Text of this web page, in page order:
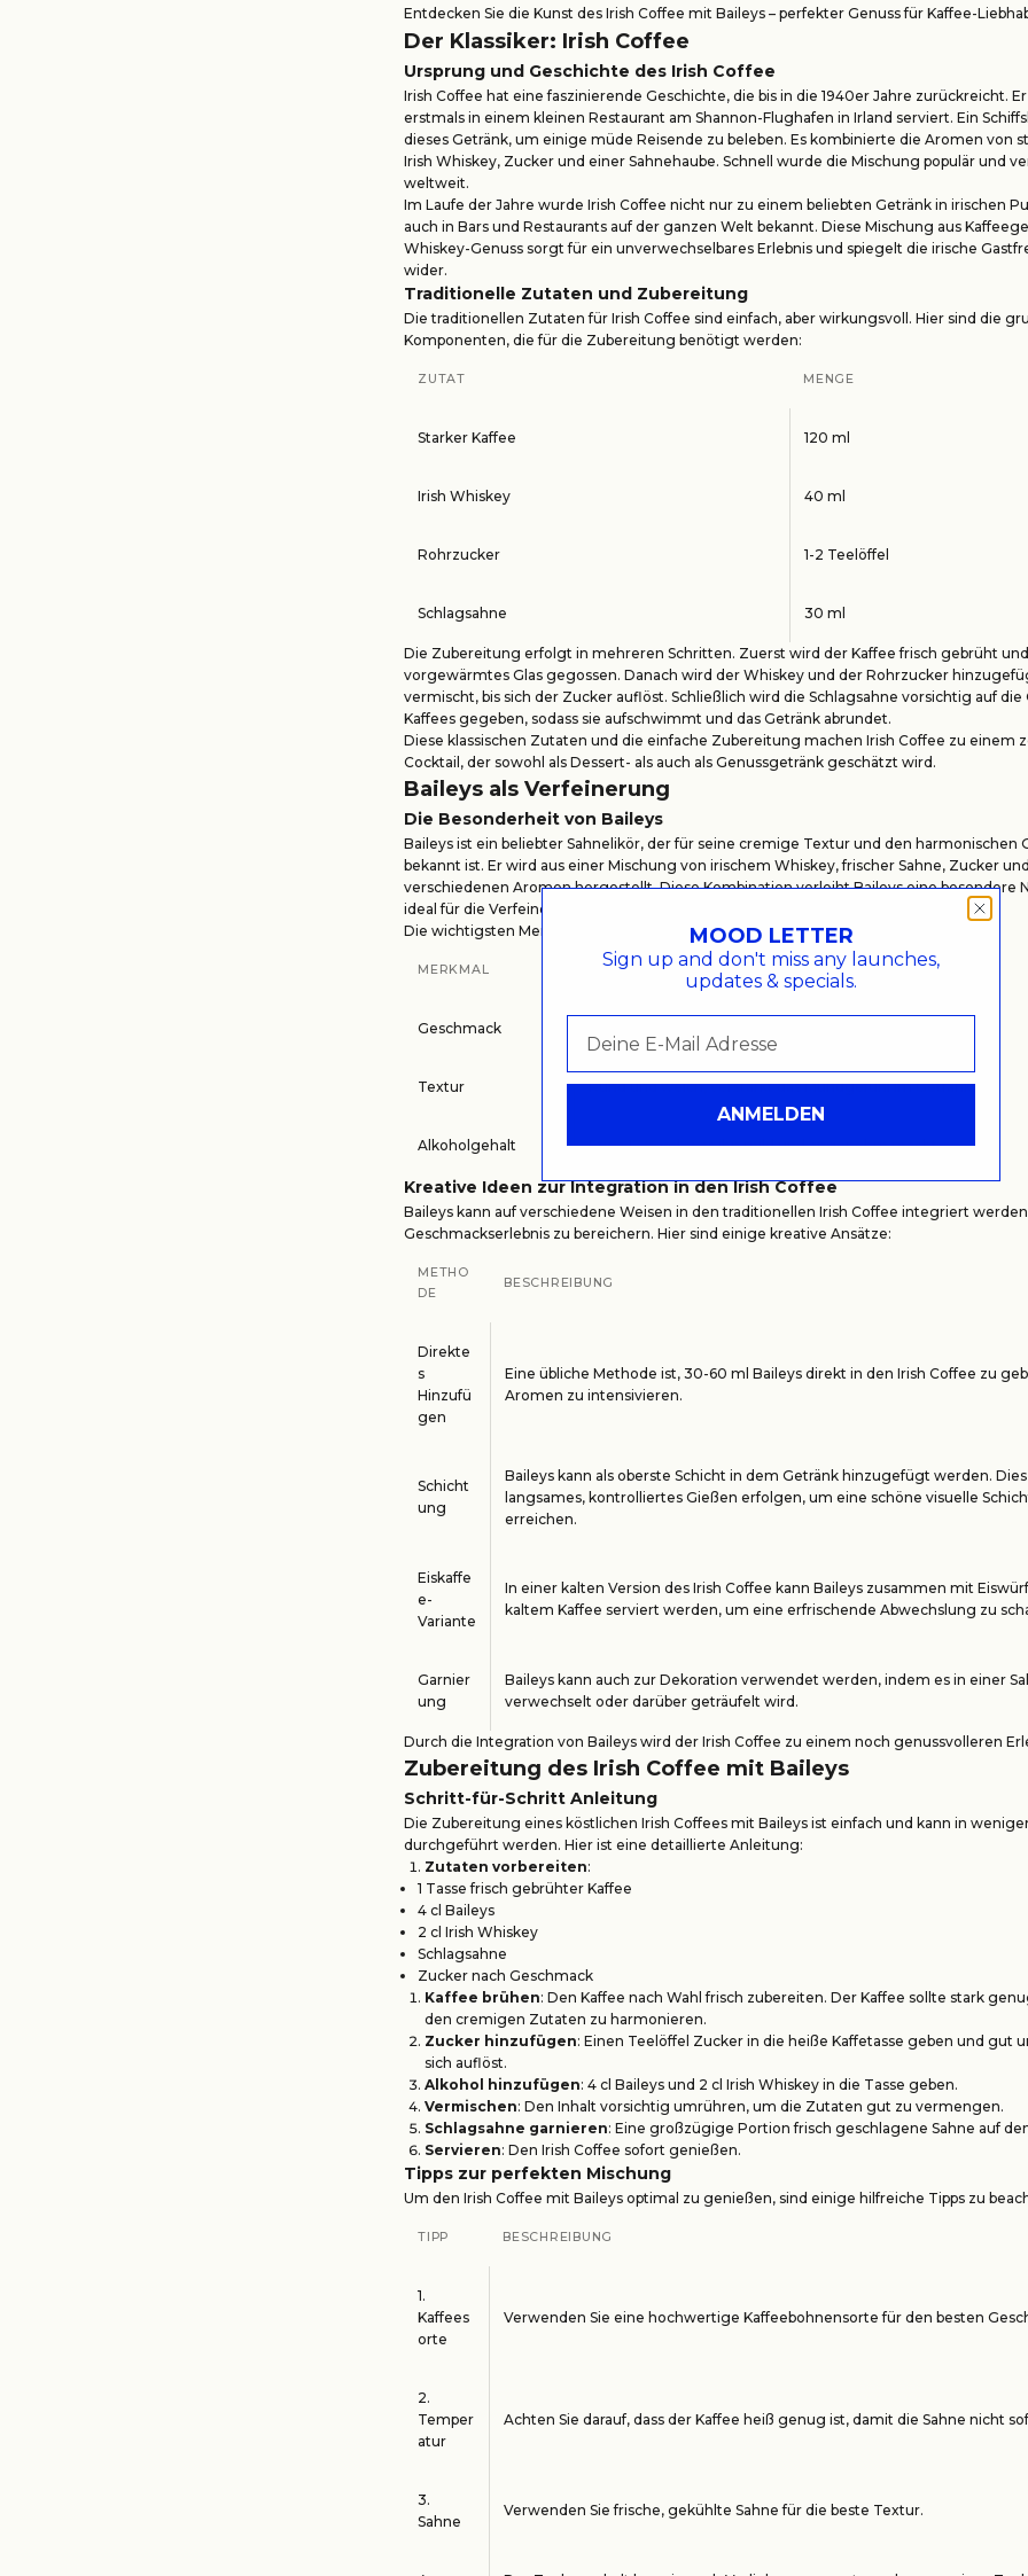
Entdecken Sie die Kunst des Irish Coffee mit Baileys – perfekter Genuss für Kaffee-
Der Klassiker: Irish Coffee
Ursprung und Geschichte des Irish Coffee
Irish Coffee hat eine faszinierende Geschichte, die bis in die 1940er Jahre zurückreicht.
erstmals in einem kleinen Restaurant am Shannon-Flughafen in Irland serviert. Ein
dieses Getränk, um einige müde Reisende zu beleben. Es kombinierte die Aromen von
Irish Whiskey, Zucker und einer Sahnehaube. Schnell wurde die Mischung populär und
weltweit.
Im Laufe der Jahre wurde Irish Coffee nicht nur zu einem beliebten Getränk in irischen
auch in Bars und Restaurants auf der ganzen Welt bekannt. Diese Mischung aus
Whiskey-Genuss sorgt für ein unverwechselbares Erlebnis und spiegelt die irische
wider.
Traditionelle Zutaten und Zubereitung
Die traditionellen Zutaten für Irish Coffee sind einfach, aber wirkungsvoll. Hier sind die
Komponenten, die für die Zubereitung benötigt werden:
ZUTAT MENGE
Starker Kaffee 120 ml
Irish Whiskey 40 ml
Rohrzucker 1-2 Teelöffel
Schlagsahne 30 ml
Die Zubereitung erfolgt in mehreren Schritten. Zuerst wird der Kaffee frisch gebrüht
vorgewärmtes Glas gegossen. Danach wird der Whiskey und der Rohrzucker
vermischt, bis sich der Zucker auflöst. Schließlich wird die Schlagsahne vorsichtig auf die
Kaffees gegeben, sodass sie aufschwimmt und das Getränk abrundet.
Diese klassischen Zutaten und die einfache Zubereitung machen Irish Coffee zu einem
Cocktail, der sowohl als Dessert- als auch als Genussgetränk geschätzt wird.
Baileys als Verfeinerung
Die Besonderheit von Baileys
Baileys ist ein beliebter Sahnelikör, der für seine cremige Textur und den harmonischen
bekannt ist. Er wird aus einer Mischung von irischem Whiskey, frischer Sahne, Zucker
verschiedenen Aromen hergestellt. Diese Kombination verleiht Baileys eine besondere
ideal für die Verfeinerung von Getränken wie Irish Coffee macht.
Die wichtigsten Merkmale von Baileys sind:
MERKMAL BESCHREIBUNG
Geschmack
Textur Rund und weich, verstärkt das Mundgefühl im Getränk
Alkoholgehalt Etwa 17 % vol, was ihn mild und angenehm macht
Kreative Ideen zur Integration in den Irish Coffee
Baileys kann auf verschiedene Weisen in den traditionellen Irish Coffee integriert
Geschmackserlebnis zu bereichern. Hier sind einige kreative Ansätze:
METHO
DE
BESCHREIBUNG
Direkte
s
Hinzufü
gen
Eine übliche Methode ist, 30-60 ml Baileys direkt in den Irish Coffee zu
Aromen zu intensivieren.
Schicht
ung
Baileys kann als oberste Schicht in dem Getränk hinzugefügt werden.
langsames, kontrolliertes Gießen erfolgen, um eine schöne visuelle
erreichen.
Eiskaffe
e-
Variante
In einer kalten Version des Irish Coffee kann Baileys zusammen mit
kaltem Kaffee serviert werden, um eine erfrischende Abwechslung zu
Garnier
ung
Baileys kann auch zur Dekoration verwendet werden, indem es in einer
verwechselt oder darüber geträufelt wird.
Durch die Integration von Baileys wird der Irish Coffee zu einem noch genussvolleren
Zubereitung des Irish Coffee mit Baileys
Schritt-für-Schritt Anleitung
Die Zubereitung eines köstlichen Irish Coffees mit Baileys ist einfach und kann in
durchgeführt werden. Hier ist eine detaillierte Anleitung:
Zutaten vorbereiten:
1 Tasse frisch gebrühter Kaffee
4 cl Baileys
2 cl Irish Whiskey
Schlagsahne
Zucker nach Geschmack
Kaffee brühen: Den Kaffee nach Wahl frisch zubereiten. Der Kaffee sollte stark
den cremigen Zutaten zu harmonieren.
Zucker hinzufügen: Einen Teelöffel Zucker in die heiße Kaffetasse geben und gut
sich auflöst.
Alkohol hinzufügen: 4 cl Baileys und 2 cl Irish Whiskey in die Tasse geben.
Vermischen: Den Inhalt vorsichtig umrühren, um die Zutaten gut zu vermengen.
Schlagsahne garnieren: Eine großzügige Portion frisch geschlagene Sahne auf
Servieren: Den Irish Coffee sofort genießen.
Tipps zur perfekten Mischung
Um den Irish Coffee mit Baileys optimal zu genießen, sind einige hilfreiche Tipps zu
TIPP BESCHREIBUNG
1.
Kaffees
orte
Verwenden Sie eine hochwertige Kaffeebohnensorte für den besten
2.
Temper
atur
Achten Sie darauf, dass der Kaffee heiß genug ist, damit die Sahne nicht
3.
Sahne
Verwenden Sie frische, gekühlte Sahne für die beste Textur.
MOOD LETTER
Sign up and don't miss any launches,
updates & specials.
ANMELDEN